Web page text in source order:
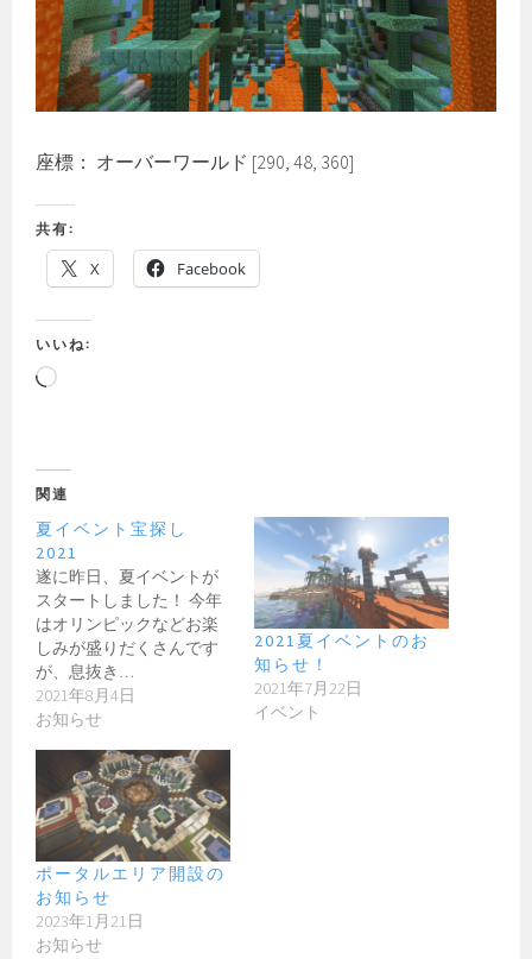
座標： オーバーワールド [290, 48, 360]
共有:
X Facebook
いいね:
読
み
中…
関連
夏イベント宝探し
2021
遂に昨日、夏イベントが
スタートしました！ 今年
はオリンピックなどお楽
しみが盛りだくさんです
が、息抜き…
2021年8月4日
お知らせ
2021夏イベントのお
知らせ！
2021年7月22日
イベント
ポータルエリア開設の
お知らせ
2023年1月21日
お知らせ